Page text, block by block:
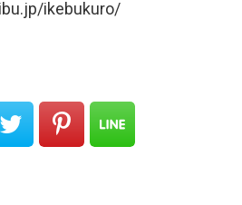
ikebukuro/